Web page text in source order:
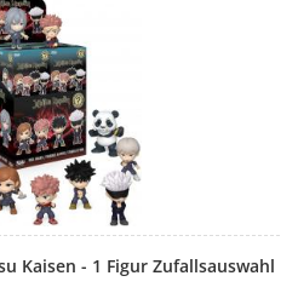
Kaisen - 1 Figur Zufallsauswahl